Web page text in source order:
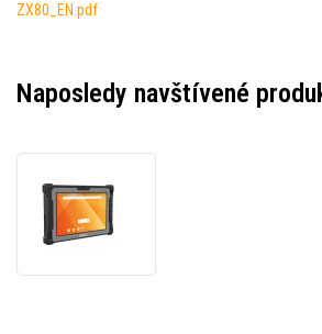
ZX80_EN.pdf
Naposledy navštívené
(8''),